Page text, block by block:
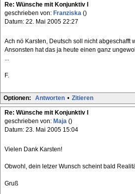
Re: Wünsche mit Konjunktiv I
geschrieben von: Franziska ()
Datum: 22. Mai 2005 22:27
Ach nö Karsten, Deutsch soll nicht abgeschafft
Ansonsten hat das ja heute einen ganz
F.
Optionen: Antworten • Zitieren
Re: Wünsche mit Konjunktiv I
geschrieben von: Maja ()
Datum: 23. Mai 2005 15:04
Vielen Dank Karsten!
Obwohl, dein letzer Wunsch scheint bald
Gruß